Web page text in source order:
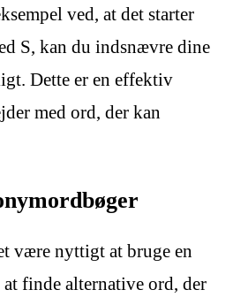
ved, at det starter
S, kan du indsnævre dine
Dette er en effektiv
med ord, der kan
være nyttigt at bruge en
finde alternative ord, der